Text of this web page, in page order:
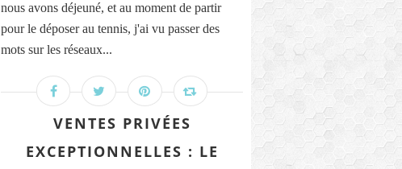
nous avons déjeuné, et au moment de partir
pour le déposer au tennis, j'ai vu passer des
mots sur les réseaux...
VENTES PRIVÉES
EXCEPTIONNELLES : LE